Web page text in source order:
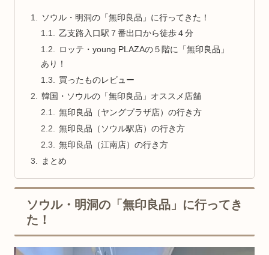
ソウル・明洞の「無印良品」に行ってきた！
乙支路入口駅７番出口から徒歩４分
ロッテ・young PLAZAの５階に「無印良品」
あり！
買ったものレビュー
韓国・ソウルの「無印良品」オススメ店舗
無印良品（ヤングプラザ店）の行き方
無印良品（ソウル駅店）の行き方
無印良品（江南店）の行き方
まとめ
ソウル・明洞の「無印良品」に行ってき
た！